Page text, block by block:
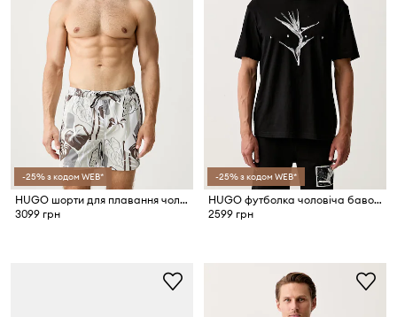
-25% з кодом WEB*
HUGO шорти для плавання чоловічі CALALA
3099 грн
-25% з кодом WEB*
HUGO футболка чоловіча бавовняна Darise
2599 грн